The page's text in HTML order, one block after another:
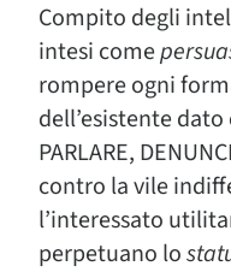
Compito degli
intesi come
rompere ogni
dell’esistente
PARLARE,
contro la vile
l’interessato
perpetuano lo